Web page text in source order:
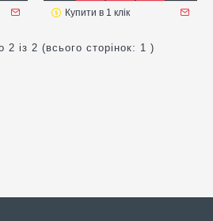
Купити в 1 клік
2 із 2 (всього сторінок: 1 )